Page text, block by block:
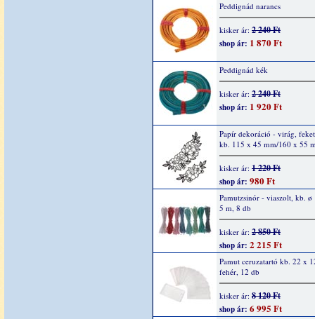
Peddignád narancs
kisker ár: 2 240 Ft
shop ár: 1 870 Ft
Peddignád kék
kisker ár: 2 240 Ft
shop ár: 1 920 Ft
Papír dekoráció - virág,
kb. 115 x 45 mm/160 x 55
kisker ár: 1 220 Ft
shop ár: 980 Ft
Pamutzsinór - viaszolt, kb.
5 m, 8 db
kisker ár: 2 850 Ft
shop ár: 2 215 Ft
Pamut ceruzatartó kb. 22 x
fehér, 12 db
kisker ár: 8 120 Ft
shop ár: 6 995 Ft